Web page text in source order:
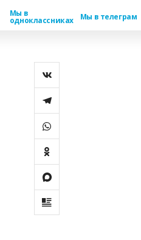
Мы в
одноклассниках Мы в телеграм